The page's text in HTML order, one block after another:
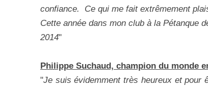
confiance. Ce qui me fait extrêmement
Cette année dans mon club à la Pétanque
2014"
Philippe Suchaud, champion du monde
"Je suis évidemment très heureux et pour